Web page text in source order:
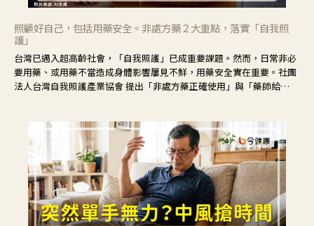
照顧好自己，包括用藥安全。非處方藥２大重點，落實「自我照
護」
台灣已邁入超高齡社會，「自我照護」已成重要課題。然而，日常非必
要用藥、或用藥不當造成身體影響屢見不鮮，用藥安全實在重要。社團
法人台灣自我照護產業協會 提出「非處方藥正確使用」與「藥師給